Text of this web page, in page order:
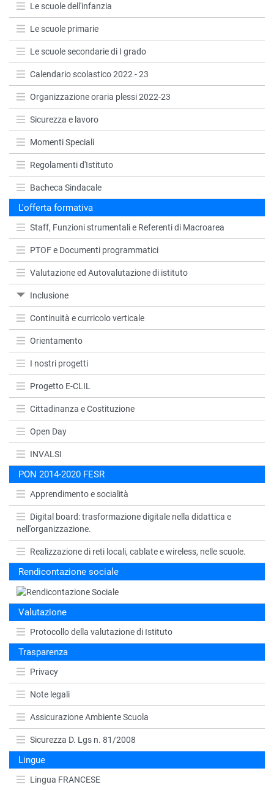
Le scuole dell'infanzia
Le scuole primarie
Le scuole secondarie di I grado
Calendario scolastico 2022 - 23
Organizzazione oraria plessi 2022-23
Sicurezza e lavoro
Momenti Speciali
Regolamenti d'Istituto
Bacheca Sindacale
L'offerta formativa
Staff, Funzioni strumentali e Referenti di Macroarea
PTOF e Documenti programmatici
Valutazione ed Autovalutazione di istituto
Inclusione
Continuità e curricolo verticale
Orientamento
I nostri progetti
Progetto E-CLIL
Cittadinanza e Costituzione
Open Day
INVALSI
PON 2014-2020 FESR
Apprendimento e socialità
Digital board: trasformazione digitale nella didattica e
nell'organizzazione.
Realizzazione di reti locali, cablate e wireless, nelle scuole.
Rendicontazione sociale
Valutazione
Protocollo della valutazione di Istituto
Trasparenza
Privacy
Note legali
Assicurazione Ambiente Scuola
Sicurezza D. Lgs n. 81/2008
Lingue
Lingua FRANCESE